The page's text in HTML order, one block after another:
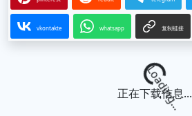
vkontakte whatsapp 复制链接
Loading...
正在下载信息...